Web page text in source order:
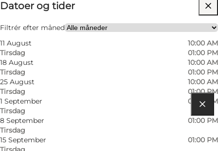
Datoer og tider
Filtrér efter måned
11 August
Tirsdag
10:00 AM
01:00 PM
18 August
Tirsdag
10:00 AM
01:00 PM
25 August
Tirsdag
10:00 AM
01:00 PM
1 September
Tirsdag
01:00 PM
8 September
Tirsdag
01:00 PM
15 September
01:00 PM
Besøg hjemmeside
Find vej
Sortebærdalen